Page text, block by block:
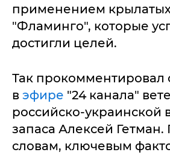
применением
"Фламинго", которые
достигли целей.
Так
в эфире "24 канала"
российско-украинской
запаса Алексей Гетман.
словам, ключевым